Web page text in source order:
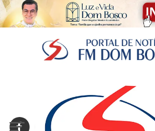
Sair da versão mobile